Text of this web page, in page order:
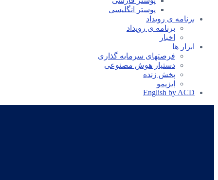
پوستر انگلیسی
برنامه ی رویداد
برنامه ی رویداد
اخبار
ابزار ها
فرصتهای سرمایه گذاری
دستیار هوش مصنوعی
پخش زنده
ایزیمو
English by ACD